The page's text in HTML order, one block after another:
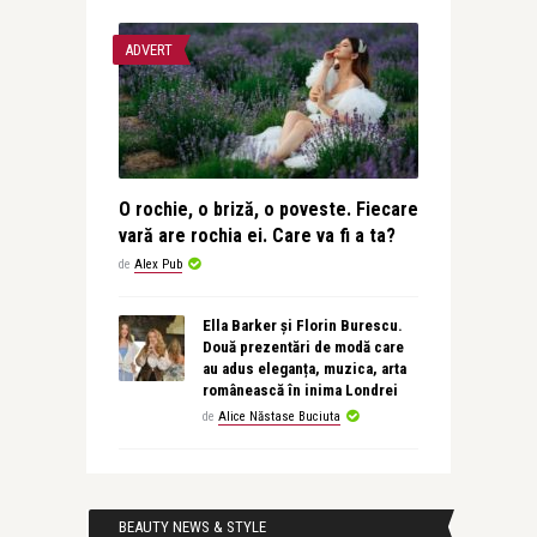
ADVERT
O rochie, o briză, o poveste. Fiecare
vară are rochia ei. Care va fi a ta?
de Alex Pub
Ella Barker și Florin Burescu.
Două prezentări de modă care
au adus eleganța, muzica, arta
românească în inima Londrei
de Alice Năstase Buciuta
BEAUTY NEWS & STYLE